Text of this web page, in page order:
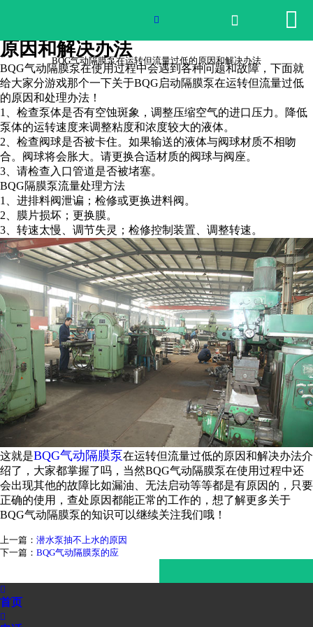
网站首页
产品中心
荣誉资质
公司实景
产品服务
联系我们

BQG气动隔膜泵在运转但流量过低的原因和解决办法
 
BQG气动隔膜泵在运转但流量过低的
原因和解决办法
BQG气动隔膜泵在使用过程中会遇到各种问题和故障，下面就
给大家分游戏那个一下关于BQG启动隔膜泵在运转但流量过低
的原因和处理办法！
1、检查泵体是否有空蚀斑象，调整压缩空气的进口压力。降低
泵体的运转速度来调整粘度和浓度较大的液体。
2、检查阀球是否被卡住。如果输送的液体与阀球材质不相吻
合。阀球将会胀大。请更换合适材质的阀球与阀座。
3、请检查入口管道是否被堵塞。
BQG隔膜泵流量处理方法
1、进排料阀泄谝；检修或更换进料阀。
2、膜片损坏；更换膜。
3、转速太慢、调节失灵；检修控制装置、调整转速。
这就是BQG气动隔膜泵在运转但流量过低的原因和解决办法介
绍了，大家都掌握了吗，当然BQG气动隔膜泵在使用过程中还
会出现其他的故障比如漏油、无法启动等等都是有原因的，只要
正确的使用，查处原因都能正常的工作的，想了解更多关于
BQG气动隔膜泵的知识可以继续关注我们哦！
上一篇： 潜水泵抽不上水的原因
下一篇： BQG气动隔膜泵的应

首页
